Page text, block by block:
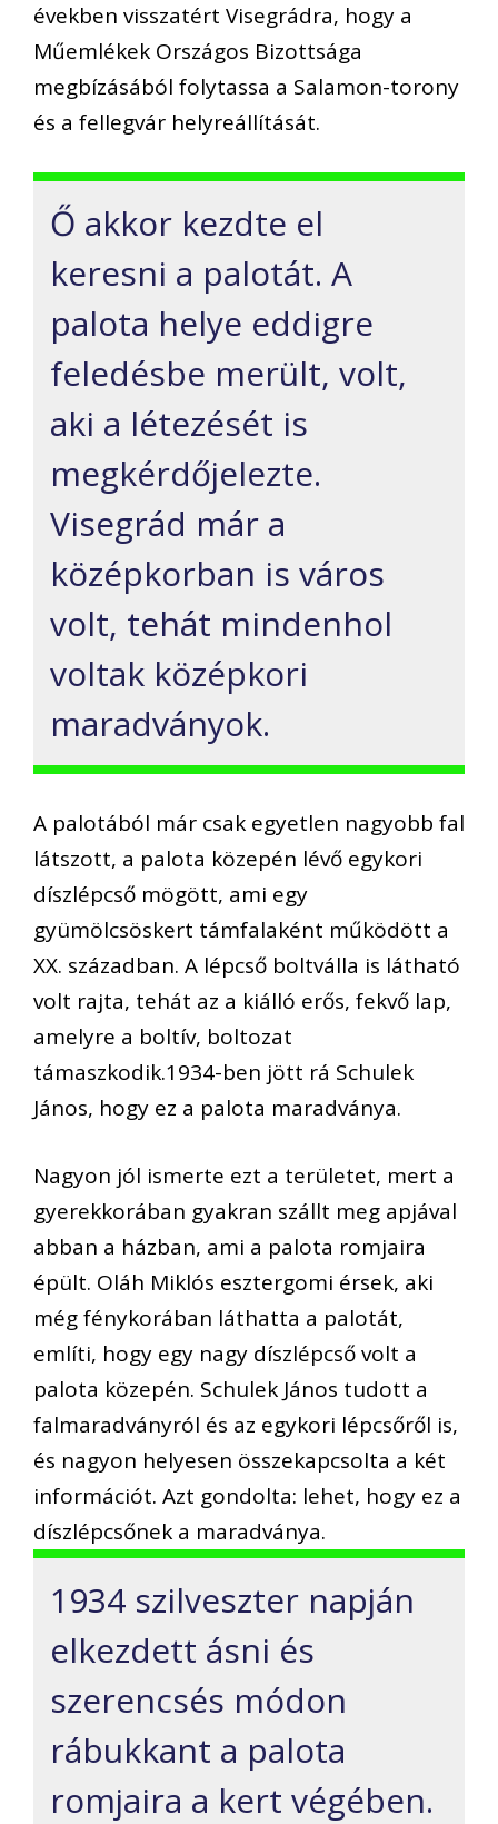
években visszatért Visegrádra, hogy a
Műemlékek Országos Bizottsága
megbízásából folytassa a Salamon-torony
és a fellegvár helyreállítását.
Ő akkor kezdte el
keresni a palotát. A
palota helye eddigre
feledésbe merült, volt,
aki a létezését is
megkérdőjelezte.
Visegrád már a
középkorban is város
volt, tehát mindenhol
voltak középkori
maradványok.
A palotából már csak egyetlen nagyobb fal
látszott, a palota közepén lévő egykori
díszlépcső mögött, ami egy
gyümölcsöskert támfalaként működött a
XX. században. A lépcső boltválla is látható
volt rajta, tehát az a kiálló erős, fekvő lap,
amelyre a boltív, boltozat
támaszkodik.1934-ben jött rá Schulek
János, hogy ez a palota maradványa.
Nagyon jól ismerte ezt a területet, mert a
gyerekkorában gyakran szállt meg apjával
abban a házban, ami a palota romjaira
épült. Oláh Miklós esztergomi érsek, aki
még fénykorában láthatta a palotát,
említi, hogy egy nagy díszlépcső volt a
palota közepén. Schulek János tudott a
falmaradványról és az egykori lépcsőről is,
és nagyon helyesen összekapcsolta a két
információt. Azt gondolta: lehet, hogy ez a
díszlépcsőnek a maradványa.
1934 szilveszter napján
elkezdett ásni és
szerencsés módon
rábukkant a palota
romjaira a kert végében.